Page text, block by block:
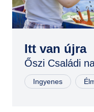
Itt van újra
Őszi Családi
Ingyenes